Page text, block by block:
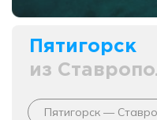
Пятигорск
из
Пятигорск —